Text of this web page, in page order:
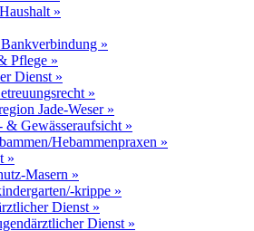
»
»
Pflege »
Dienst »
»
Jade-Weser »
& Gewässeraufsicht »
Hebammenpraxen »
»
Masern »
krippe »
Dienst »
Dienst »